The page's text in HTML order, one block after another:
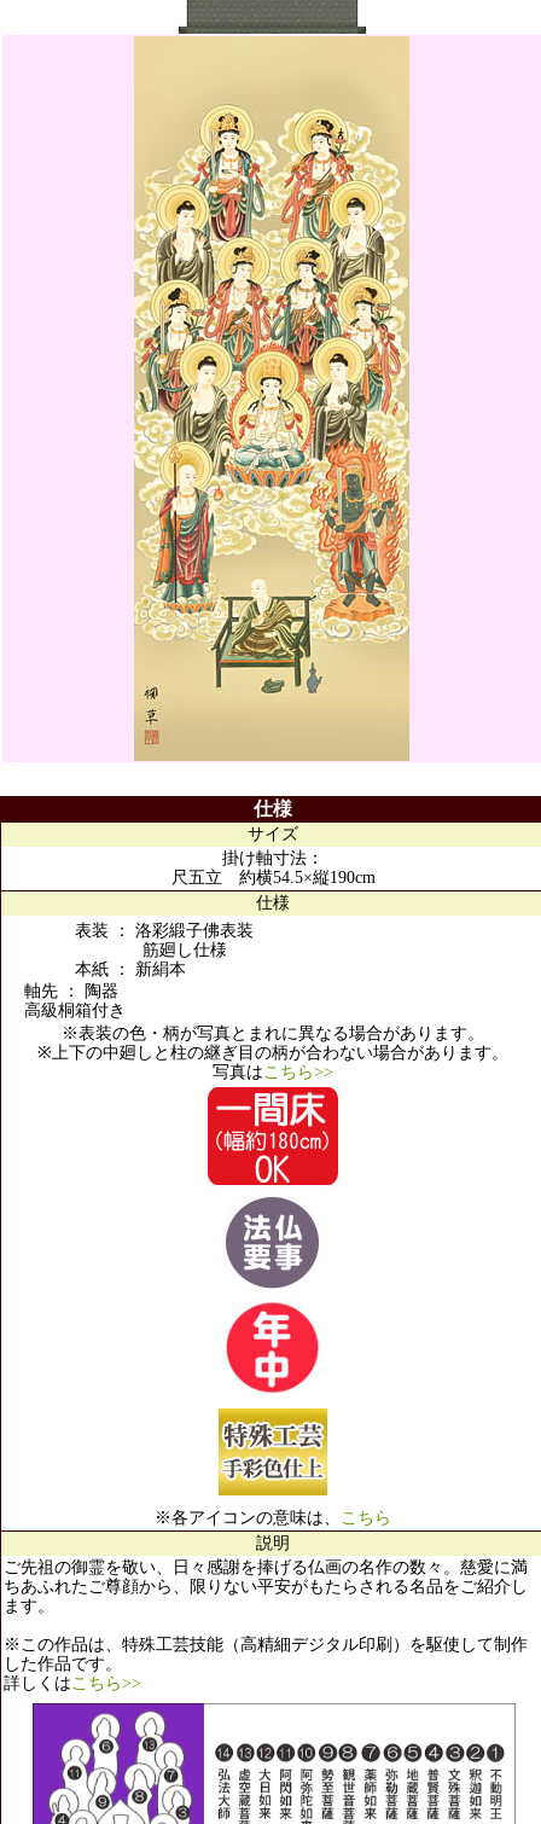
仕様
サイズ
掛け軸寸法：
尺五立 約横54.5×縦190cm
仕様
表装 ： 洛彩緞子佛表装
筋廻し仕様
本紙 ： 新絹本
軸先 ： 陶器
高級桐箱付き
※表装の色・柄が写真とまれに異なる場合があります。
※上下の中廻しと柱の継ぎ目の柄が合わない場合があります。
写真はこちら>>
※各アイコンの意味は、 こちら
説明
ご先祖の御霊を敬い、日々感謝を捧げる仏画の名作の数々。慈愛に満
ちあふれたご尊顔から、限りない平安がもたらされる名品をご紹介し
ます。
※この作品は、特殊工芸技能（高精細デジタル印刷）を駆使して制作
した作品です。
詳しくはこちら>>